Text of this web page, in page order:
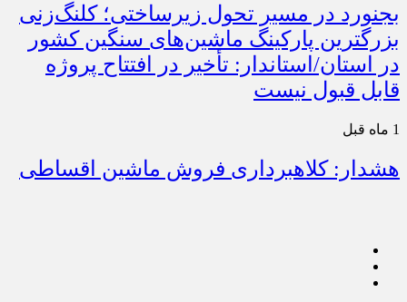
بجنورد در مسیر تحول زیرساختی؛ کلنگ‌زنی
بزرگترین پارکینگ ماشین‌های سنگین کشور
در استان/استاندار: تأخیر در افتتاح پروژه
قابل قبول نیست
1 ماه قبل
هشدار: کلاهبرداری فروش ماشین اقساطی